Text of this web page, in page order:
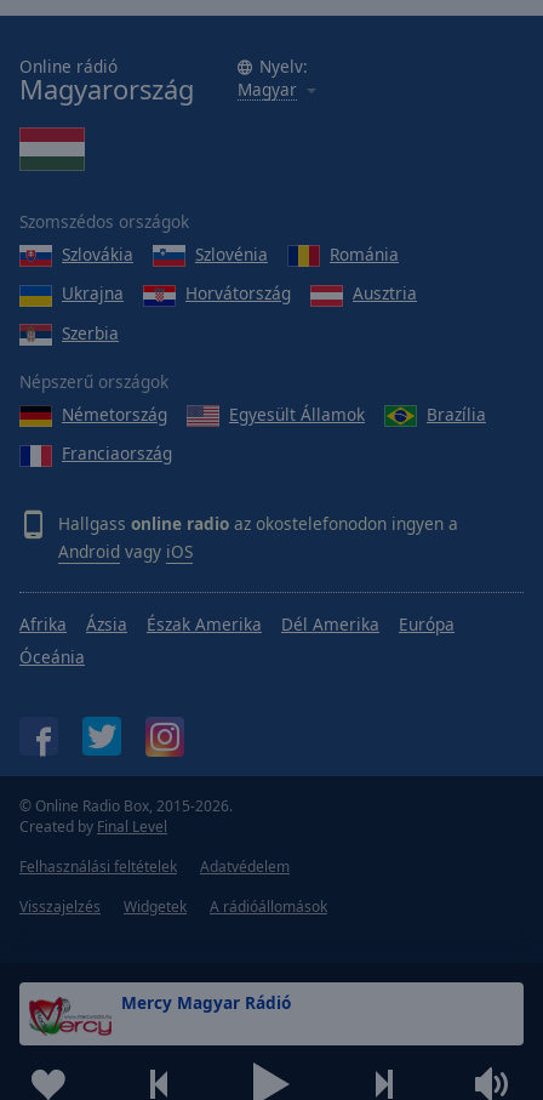
Mercy Magyar Rádió
Online rádió
Magyarország
Nyelv:
Magyar
Szomszédos országok
Szlovákia
Szlovénia
Románia
Ukrajna
Horvátország
Ausztria
Szerbia
Népszerű országok
Németország
Egyesült Államok
Brazília
Franciaország
Hallgass online radio az okostelefonodon ingyen a
Android vagy iOS
Afrika Ázsia Észak Amerika Dél Amerika
Európa
Óceánia
© Online Radio Box, 2015-2026.
Created by Final Level
Felhasználási feltételek
Adatvédelem
Visszajelzés
Widgetek A rádióállomások